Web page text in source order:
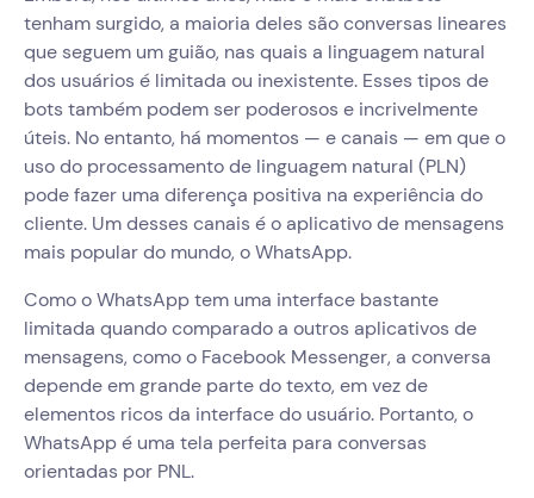
tenham surgido, a maioria deles são conversas lineares
que seguem um guião, nas quais a linguagem natural
dos usuários é limitada ou inexistente. Esses tipos de
bots também podem ser poderosos e incrivelmente
úteis. No entanto, há momentos — e canais — em que o
uso do processamento de linguagem natural (PLN)
pode fazer uma diferença positiva na experiência do
cliente. Um desses canais é o aplicativo de mensagens
mais popular do mundo, o WhatsApp.
Como o WhatsApp tem uma interface bastante
limitada quando comparado a outros aplicativos de
mensagens, como o Facebook Messenger, a conversa
depende em grande parte do texto, em vez de
elementos ricos da interface do usuário. Portanto, o
WhatsApp é uma tela perfeita para conversas
orientadas por PNL.